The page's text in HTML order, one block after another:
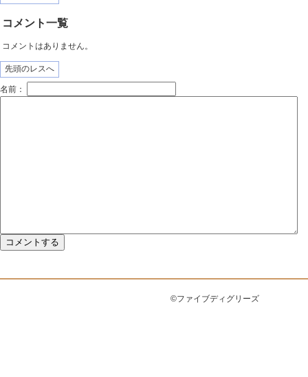
コメント一覧
コメントはありません。
先頭のレスへ
名前：
©ファイブディグリーズ